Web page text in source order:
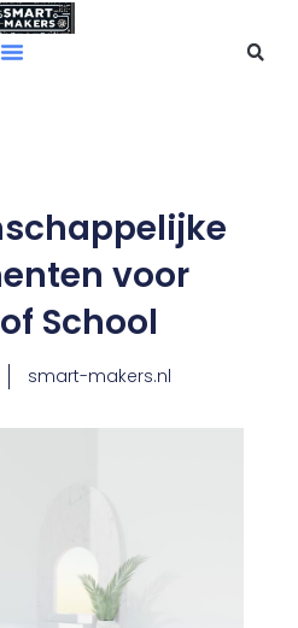
voor
School
smart-makers.nl